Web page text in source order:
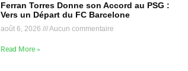
Ferran Torres Donne son Accord au PSG :
Vers un Départ du FC Barcelone
août 6, 2026 Aucun commentaire
Read More »